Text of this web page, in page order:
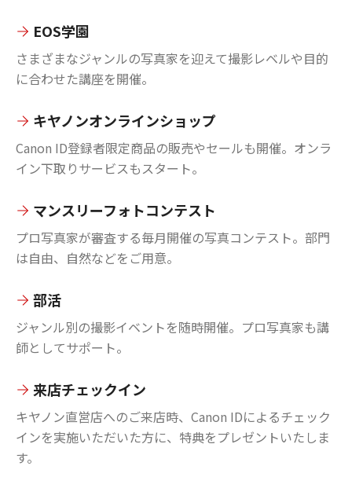
EOS学園
さまざまなジャンルの写真家を迎えて撮影レベルや目的
に合わせた講座を開催。
キヤノンオンラインショップ
Canon ID登録者限定商品の販売やセールも開催。オンラ
イン下取りサービスもスタート。
マンスリーフォトコンテスト
プロ写真家が審査する毎月開催の写真コンテスト。部門
は自由、自然などをご用意。
部活
ジャンル別の撮影イベントを随時開催。プロ写真家も講
師としてサポート。
来店チェックイン
キヤノン直営店へのご来店時、Canon IDによるチェック
インを実施いただいた方に、特典をプレゼントいたしま
す。